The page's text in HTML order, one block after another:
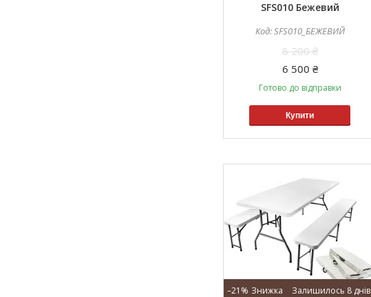
SFS010 Бежевий
SFS010_БЕЖЕВИЙ
8 200 ₴
6 500 ₴
Готово до відправки
Купити
–21% Залишилось 8 днів